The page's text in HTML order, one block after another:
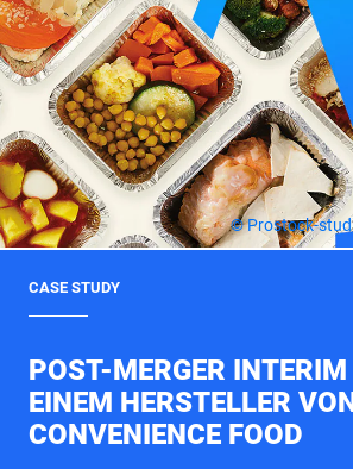
© Prostock-
CASE STUDY
POST-MERGER INTERIM
EINEM HERSTELLER
CONVENIENCE FOOD